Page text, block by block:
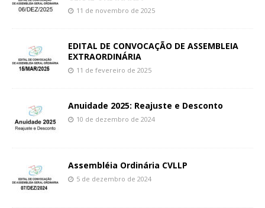
11 de novembro de 2025
EDITAL DE CONVOCAÇÃO DE ASSEMBLEIA
EXTRAORDINÁRIA
11 de fevereiro de 2025
Anuidade 2025: Reajuste e Desconto
10 de dezembro de 2024
Assembléia Ordinária CVLLP
5 de dezembro de 2024